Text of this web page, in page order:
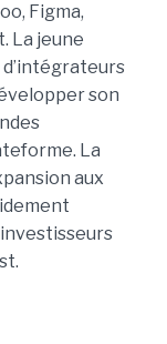
Figma,
La jeune
son
La
aux